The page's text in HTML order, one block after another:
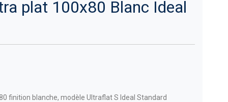
plat 100x80 Blanc Ideal
finition blanche, modèle Ultraflat S Ideal Standard